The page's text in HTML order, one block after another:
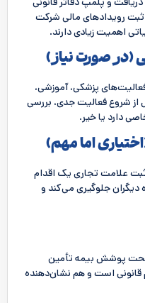
ثبت رویدادهای مالی شرکت
اهمیت زیادی دارند.
پزشکی، آموزشی،
از شروع فعالیت جدی، بررسی
دارد یا خیر.
ثبت علامت تجاری یک اقدام
دیگران جلوگیری می‌کند و
تحت پوشش بیمه تأمین
قانونی است و هم نشان‌دهنده